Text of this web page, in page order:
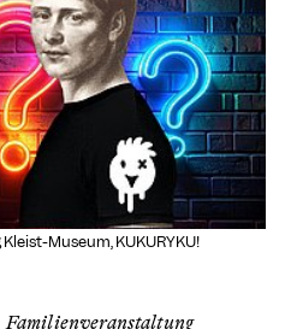
Museum, KUKURYKU!
Familienveranstaltung